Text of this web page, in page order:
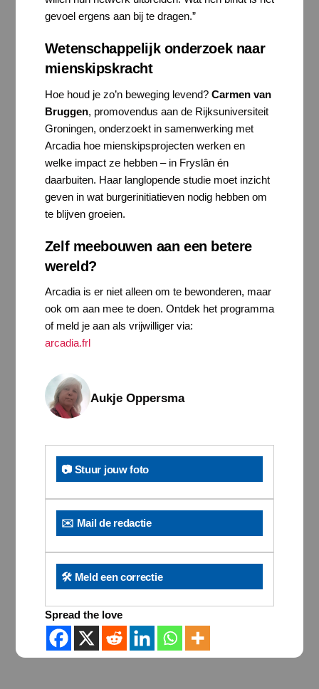
gevoel ergens aan bij te dragen.”
Wetenschappelijk onderzoek naar
mienskipskracht
Hoe houd je zo’n beweging levend? Carmen van
Bruggen, promovendus aan de Rijksuniversiteit
Groningen, onderzoekt in samenwerking met
Arcadia hoe mienskipsprojecten werken en
welke impact ze hebben – in Fryslân én
daarbuiten. Haar langlopende studie moet inzicht
geven in wat burgerinitiatieven nodig hebben om
te blijven groeien.
Zelf meebouwen aan een betere
wereld?
Arcadia is er niet alleen om te bewonderen, maar
ook om aan mee te doen. Ontdek het programma
of meld je aan als vrijwilliger via:
arcadia.frl
Aukje Oppersma
📷 Stuur jouw foto
✉️ Mail de redactie
🛠️ Meld een correctie
Spread the love